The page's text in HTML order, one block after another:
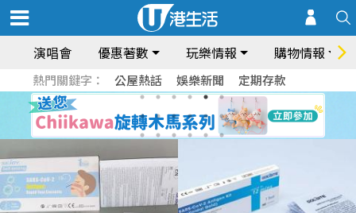
演唱會 優惠著數 玩樂情報 購物情報
熱門關鍵字： 公屋熱話 娛樂新聞 定期存款